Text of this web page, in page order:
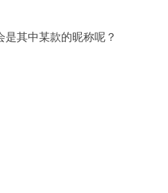
其中某款的昵称呢？